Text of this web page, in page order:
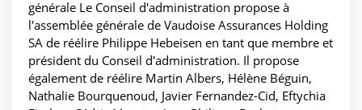
générale Le Conseil d'administration propose à
l'assemblée générale de Vaudoise Assurances Holding
SA de réélire Philippe Hebeisen en tant que membre et
président du Conseil d'administration. Il propose
également de réélire Martin Albers, Hélène Béguin,
Nathalie Bourquenoud, Javier Fernandez-Cid, Eftychia